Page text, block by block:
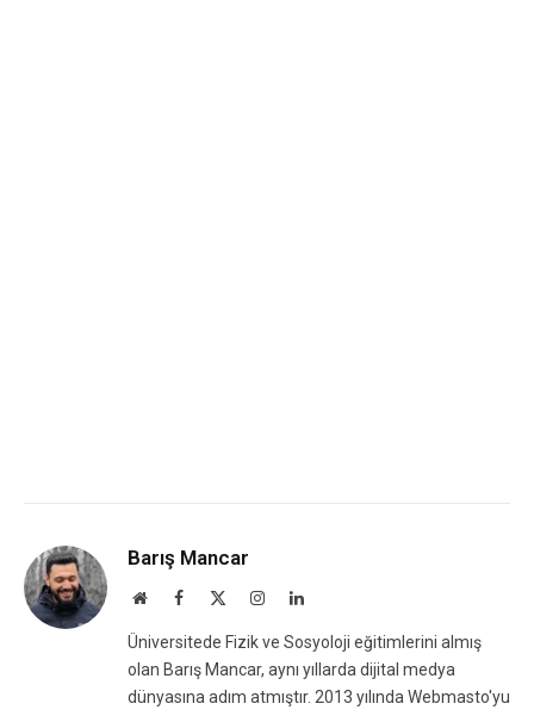
Barış Mancar
WebsiteFacebook InstagramLinkedIn
Üniversitede Fizik ve Sosyoloji eğitimlerini almış
olan Barış Mancar, aynı yıllarda dijital medya
dünyasına adım atmıştır. 2013 yılında Webmasto'yu